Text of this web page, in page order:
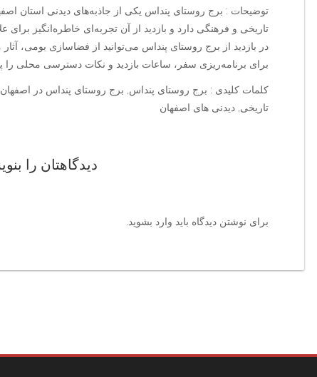
توضیحات : برج روستای پنداس یکی از جاذبه‌های دیدنی استان
تاریخی و فرهنگی دارد و بازدید از آن تجربه‌ای خاطره‌انگیز برای
در بازدید از برج روستای پنداس می‌توانید از فضاسازی بومی،
برای برنامه‌ریزی سفر، ساعات بازدید و نکات دسترسی محلی را
کلمات کلیدی : برج روستای پنداس, برج روستای پنداس در
تاریخی, دیدنی های اصفهان
دیدگاهتان را
برای نوشتن دیدگاه باید وارد بشوید.